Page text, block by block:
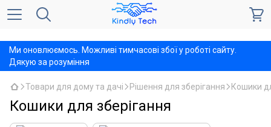
Ми оновлюємось. Можливі тимчасові збої у роботі сайту.
Дякую за розуміння
Товари для дому та дачі Рішення для зберігання Кошики
Кошики для зберігання